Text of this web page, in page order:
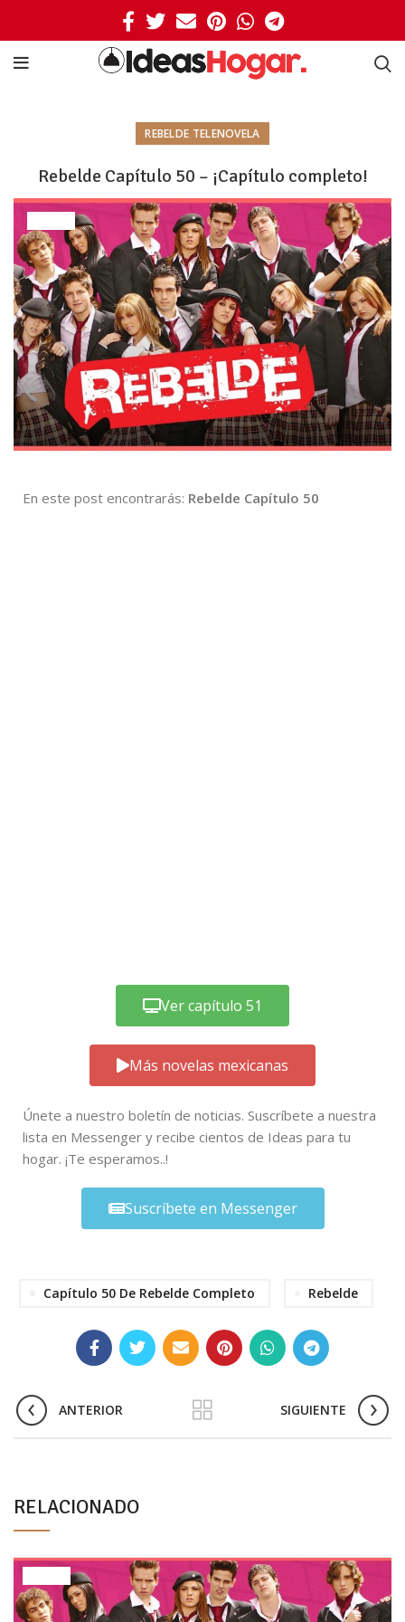
REBELDE TELENOVELA
Rebelde Capítulo 50 – ¡Capítulo completo!
En este post encontrarás: Rebelde Capítulo 50
Ver capítulo 51
Más novelas mexicanas
Únete a nuestro boletín de noticias. Suscríbete a nuestra
lista en Messenger y recibe cientos de Ideas para tu
hogar. ¡Te esperamos..!
Suscríbete en Messenger
Capítulo 50 De Rebelde Completo Rebelde
ANTERIOR SIGUIENTE
RELACIONADO